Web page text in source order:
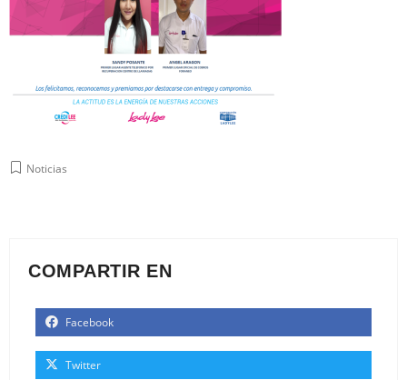
Noticias
COMPARTIR EN
Facebook
Twitter